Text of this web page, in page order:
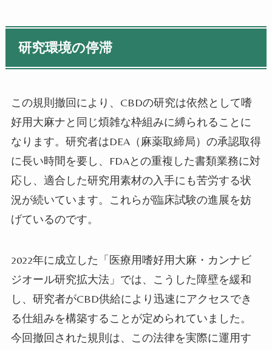
研究環境の停滞
この規則撤回により、CBDの研究は依然として嗜
好用大麻ナと同じ煩雑な枠組みに縛られることに
なります。研究者はDEA（麻薬取締局）の承認取得
に長い時間を要し、FDAとの重複した書類業務に対
応し、適合した研究用素材の入手にも苦労する状
況が続いています。これらが臨床試験の進展を妨
げているのです。
2022年に成立した「医療用嗜好用大麻・カンナビ
ジオール研究拡大法」では、こうした障壁を緩和
し、研究者がCBD供給により迅速にアクセスでき
る仕組みを構築することが定められていました。
今回撤回された規則は、この法律を実際に運用す